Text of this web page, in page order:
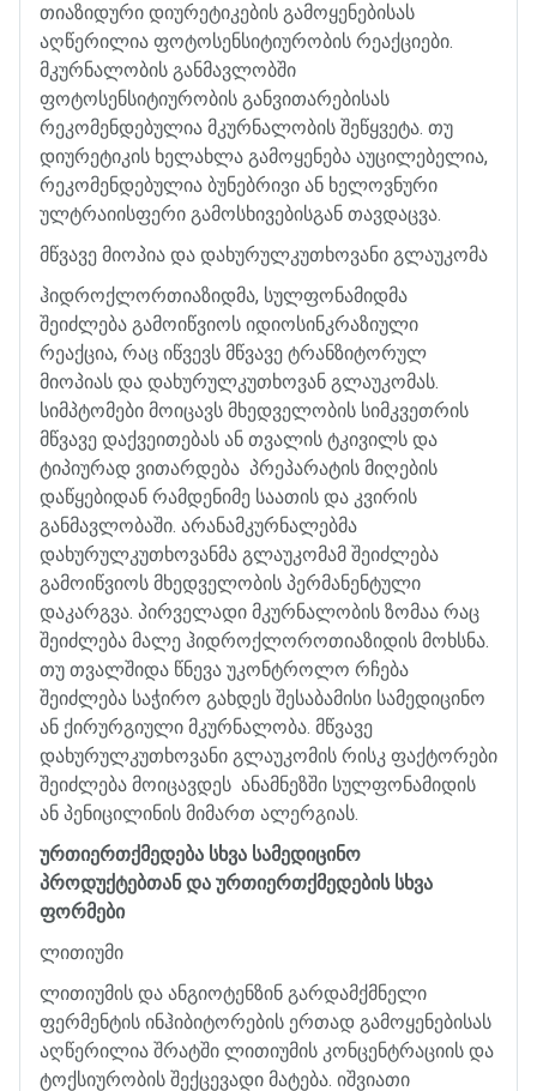
თიაზიდური დიურეტიკების გამოყენებისას
აღწერილია ფოტოსენსიტიურობის რეაქციები.
მკურნალობის განმავლობში
ფოტოსენსიტიურობის განვითარებისას
რეკომენდებულია მკურნალობის შეწყვეტა. თუ
დიურეტიკის ხელახლა გამოყენება აუცილებელია,
რეკომენდებულია ბუნებრივი ან ხელოვნური
ულტრაიისფერი გამოსხივებისგან თავდაცვა.
მწვავე მიოპია და დახურულკუთხოვანი გლაუკომა
ჰიდროქლორთიაზიდმა, სულფონამიდმა
შეიძლება გამოიწვიოს იდიოსინკრაზიული
რეაქცია, რაც იწვევს მწვავე ტრანზიტორულ
მიოპიას და დახურულკუთხოვან გლაუკომას.
სიმპტომები მოიცავს მხედველობის სიმკვეთრის
მწვავე დაქვეითებას ან თვალის ტკივილს და
ტიპიურად ვითარდება პრეპარატის მიღების
დაწყებიდან რამდენიმე საათის და კვირის
განმავლობაში. არანამკურნალებმა
დახურულკუთხოვანმა გლაუკომამ შეიძლება
გამოიწვიოს მხედველობის პერმანენტული
დაკარგვა. პირველადი მკურნალობის ზომაა რაც
შეიძლება მალე ჰიდროქლოროთიაზიდის მოხსნა.
თუ თვალშიდა წნევა უკონტროლო რჩება
შეიძლება საჭირო გახდეს შესაბამისი სამედიცინო
ან ქირურგიული მკურნალობა. მწვავე
დახურულკუთხოვანი გლაუკომის რისკ ფაქტორები
შეიძლება მოიცავდეს ანამნეზში სულფონამიდის
ან პენიცილინის მიმართ ალერგიას.
ურთიერთქმედება სხვა სამედიცინო
პროდუქტებთან და ურთიერთქმედების სხვა
ფორმები
ლითიუმი
ლითიუმის და ანგიოტენზინ გარდამქმნელი
ფერმენტის ინჰიბიტორების ერთად გამოყენებისას
აღწერილია შრატში ლითიუმის კონცენტრაციის და
ტოქსიურობის შექცევადი მატება. იშვიათი